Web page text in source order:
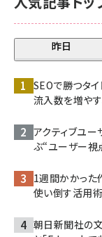
昨日
SEOで勝つタ
流入数を増や
アクティブユ
ぶ“ユーザー
1週間かかっ
使い倒す活用
朝日新聞社の